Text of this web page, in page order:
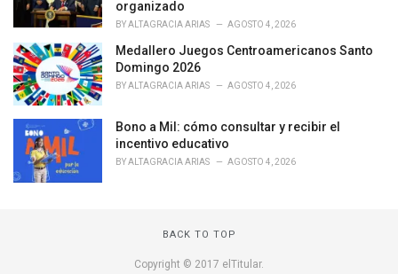
organizado
BYALTAGRACIA ARIAS AGOSTO 4, 2026
Medallero Juegos Centroamericanos Santo
Domingo 2026
BYALTAGRACIA ARIAS AGOSTO 4, 2026
Bono a Mil: cómo consultar y recibir el
incentivo educativo
BYALTAGRACIA ARIAS AGOSTO 4, 2026
BACK TO TOP
Copyright © 2017 elTitular.